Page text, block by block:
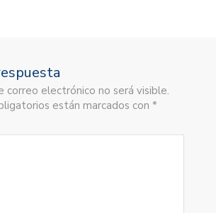
correo electrónico no será visible.
están marcados con *